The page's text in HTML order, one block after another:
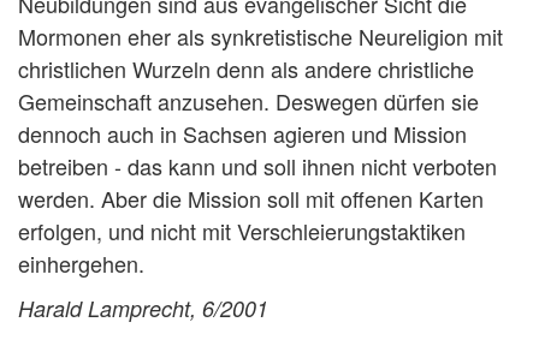
Mormonen eher als synkretistische Neureligion mit
christlichen Wurzeln denn als andere christliche
Gemeinschaft anzusehen. Deswegen dürfen sie
dennoch auch in Sachsen agieren und Mission
betreiben - das kann und soll ihnen nicht verboten
werden. Aber die Mission soll mit offenen Karten
erfolgen, und nicht mit Verschleierungstaktiken
einhergehen.
Harald Lamprecht, 6/2001